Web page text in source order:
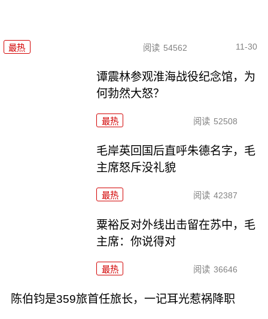
最热 阅读 54562 11-30
谭震林参观淮海战役纪念馆，为
何勃然大怒？
最热 阅读 52508
毛岸英回国后直呼朱德名字，毛
主席怒斥没礼貌
最热 阅读 42387
粟裕反对外线出击留在苏中，毛
主席：你说得对
最热 阅读 36646
陈伯钧是359旅首任旅长，一记耳光惹祸降职